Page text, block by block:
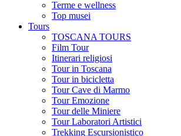
Terme e wellness
Top musei
Tours
TOSCANA TOURS
Film Tour
Itinerari religiosi
Tour in Toscana
Tour in bicicletta
Tour Cave di Marmo
Tour Emozione
Tour delle Miniere
Tour Laboratori Artistici
Trekking Escursionistico